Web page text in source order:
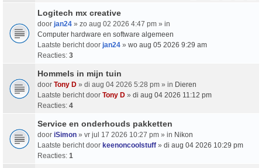
Logitech mx creative
door jan24 » zo aug 02 2026 4:47 pm » in
Computer hardware en software algemeen
Laatste bericht door jan24 » wo aug 05 2026 9:29 am
Reacties: 3
Hommels in mijn tuin
door Tony D » di aug 04 2026 5:28 pm » in Dieren
Laatste bericht door Tony D » di aug 04 2026 11:12 pm
Reacties: 4
Service en onderhouds pakketten
door iSimon » vr jul 17 2026 10:27 pm » in Nikon
Laatste bericht door keenoncoolstuff » di aug 04 2026 10:29 pm
Reacties: 1